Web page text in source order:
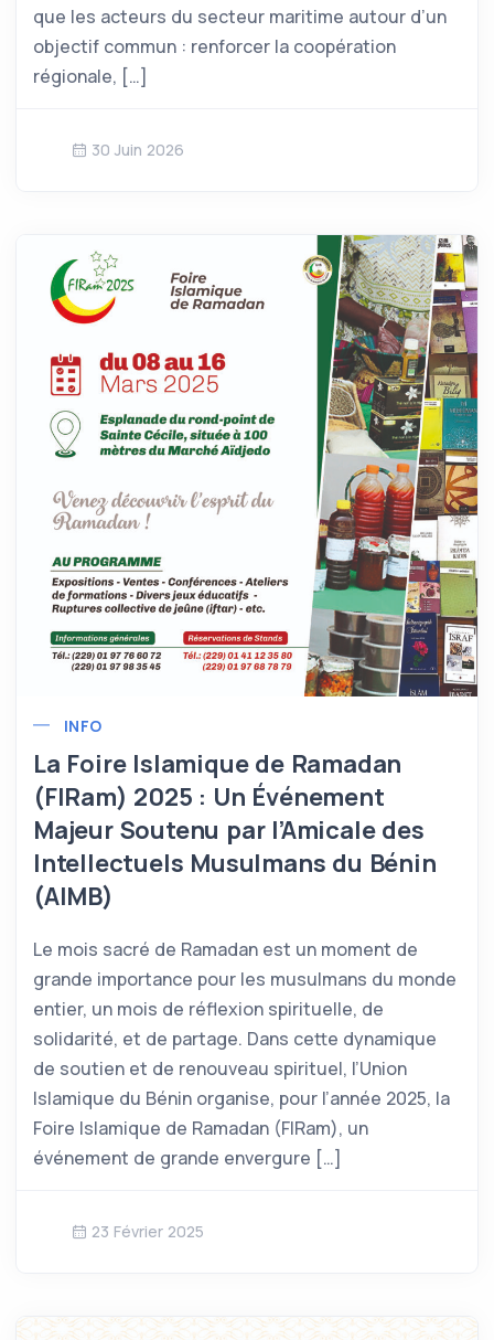
que les acteurs du secteur maritime autour d’un
objectif commun : renforcer la coopération
régionale, […]
30 Juin 2026
INFO
La Foire Islamique de Ramadan
(FIRam) 2025 : Un Événement
Majeur Soutenu par l’Amicale des
Intellectuels Musulmans du Bénin
(AIMB)
Le mois sacré de Ramadan est un moment de
grande importance pour les musulmans du monde
entier, un mois de réflexion spirituelle, de
solidarité, et de partage. Dans cette dynamique
de soutien et de renouveau spirituel, l’Union
Islamique du Bénin organise, pour l’année 2025, la
Foire Islamique de Ramadan (FIRam), un
événement de grande envergure […]
23 Février 2025